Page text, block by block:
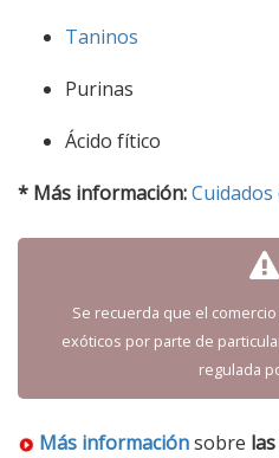
Taninos
Purinas
Ácido fítico
* Más información:
Se recuerda que el
exóticos por parte de
regulada
Más informaciónsobre